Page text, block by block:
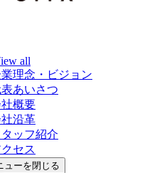
all
理念・ビジョン
あいさつ
概要
沿革
タッフ紹介
セス
ューを閉じる